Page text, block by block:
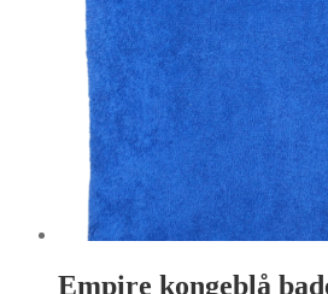
Empire kongeblå